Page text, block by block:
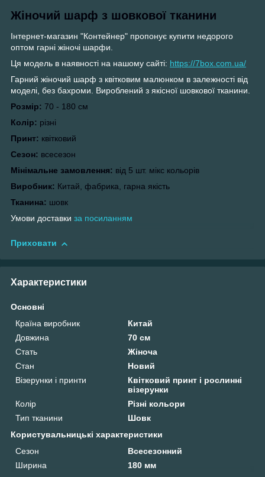
Жіночий шарф з шовкової тканини
Інтернет-магазин "Контейнер" пропонує купити недорого
оптом гарні жіночі шарфи.
Ця модель в наявності на нашому сайті: https://7box.com.ua/
Гарний жіночий шарф з квітковим малюнком в залежності від
моделі, без бахроми. Вироблений з якісної шовкової тканини.
Розмір: 70 - 180 см
Колір: різні
Принт: квітковий
Сезон: всесезон
Мінімальне замовлення: від 5 шт. мікс кольорів
Виробник: Китай, фабрика, гарна якість
Тканина: шовк
Умови доставки за посиланням
Приховати
Характеристики
Основні
Країна виробник
Китай
Довжина
70 см
Стать
Жіноча
Стан
Новий
Візерунки і принти
Квітковий принт і рослинні
візерунки
Колір
Різні кольори
Тип тканини
Шовк
Користувальницькі характеристики
Сезон
Всесезонний
Ширина
180 мм